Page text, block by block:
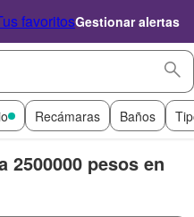
favoritosGestionar alertas
Recámaras Baños
2500000 pesos en